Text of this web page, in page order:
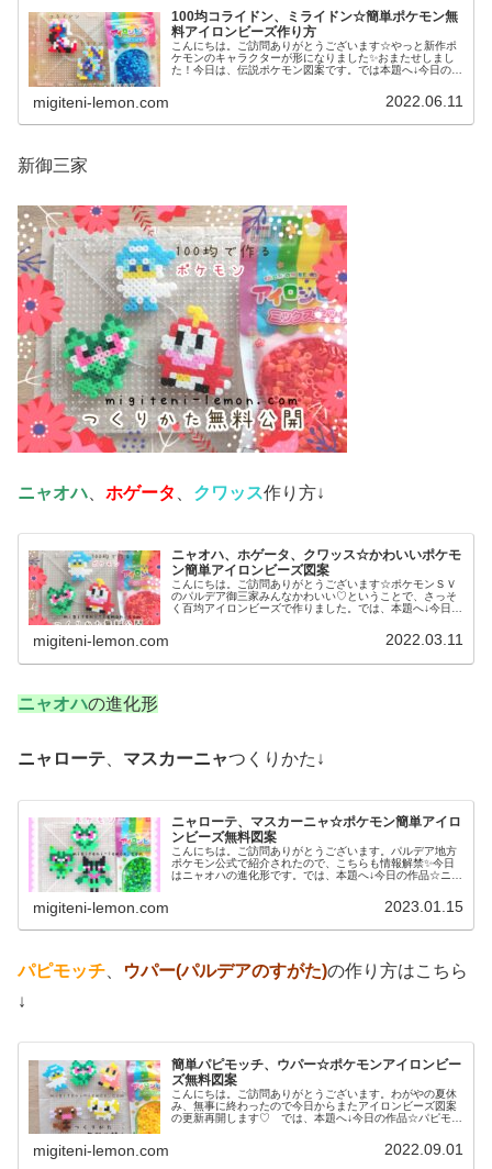
100均コライドン、ミライドン☆簡単ポケモン無
料アイロンビーズ作り方
こんにちは。ご訪問ありがとうございます☆やっと新作ポ
ケモンのキャラクターが形になりました✨おまたせしまし
た！今日は、伝説ポケモン図案です。では本題へ↓今日の作
migiteni-lemon.com 2022.06.11
新御三家
ニャオハ ホゲータ クワッス作り方↓
ニャオハ、ホゲータ、クワッス☆かわいいポケモ
ン簡単アイロンビーズ図案
こんにちは。ご訪問ありがとうございます☆ポケモンＳＶ
のパルデア御三家みんなかわいい♡ということで、さっそ
く百均アイロンビーズで作りました。では、本題へ↓今日の
migiteni-lemon.com 2022.03.11
ニャオハの進化形
ニャローテ マスカーニャつくりかた↓
ニャローテ、マスカーニャ☆ポケモン簡単アイロ
ンビーズ無料図案
こんにちは。ご訪問ありがとうございます。パルデア地方
ポケモン公式で紹介されたので、こちらも情報解禁✨今日
はニャオハの進化形です。では、本題へ↓今日の作品☆ニャ
migiteni-lemon.com 2023.01.15
パピモッチ ウパー(パルデアのすがた)の作り方はこちら
↓
簡単パピモッチ、ウパー☆ポケモンアイロンビー
ズ無料図案
こんにちは。ご訪問ありがとうございます。わがやの夏休
み、無事に終わったので今日からまたアイロンビーズ図案
の更新再開します♡ では、本題へ↓今日の作品☆パピモッ
migiteni-lemon.com 2022.09.01